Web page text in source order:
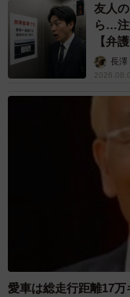
友人
ら…注
【弁
長澤
愛車は総走行距離17